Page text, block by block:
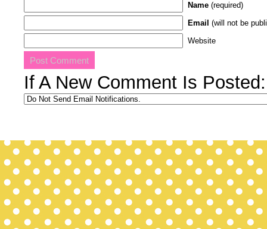
Name (required)
Email (will not be
Website
If A New Comment Is Posted: